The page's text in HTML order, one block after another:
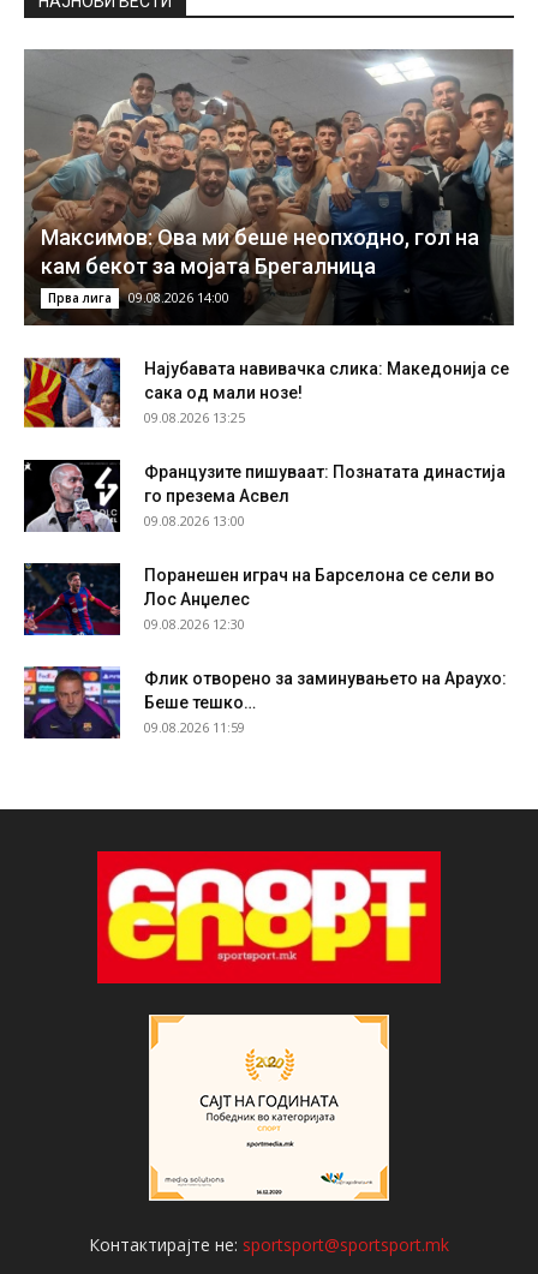
Максимов: Ова ми беше неопходно, гол на
кам бекот за мојата Брегалница
Прва лига 09.08.2026 14:00
Најубавата навивачка слика: Македонија се
сака од мали нозе!
09.08.2026 13:25
Французите пишуваат: Познатата династија
го презема Асвел
09.08.2026 13:00
Поранешен играч на Барселона се сели во
Лос Анџелес
09.08.2026 12:30
Флик отворено за заминувањето на Араухо:
Беше тешко…
09.08.2026 11:59
Контактирајте не: sportsport@sportsport.mk